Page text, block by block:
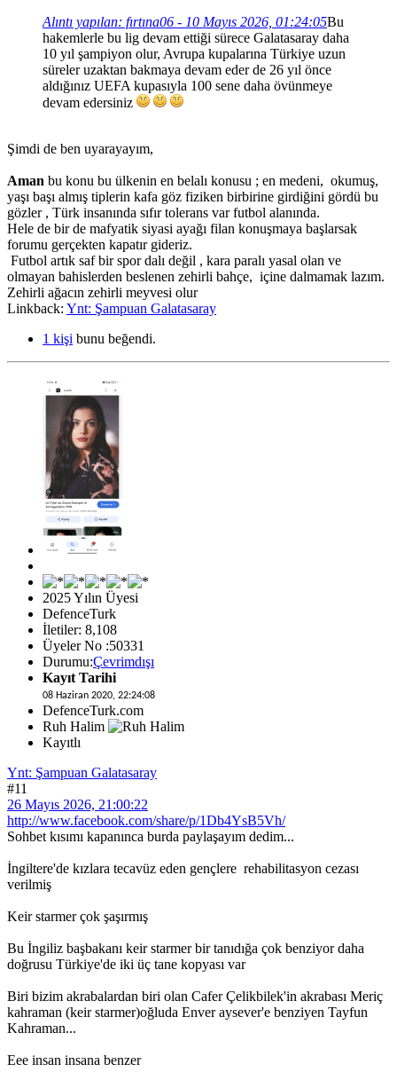
Alıntı yapılan: fırtına06 - 10 Mayıs 2026, 01:24:05Bu
hakemlerle bu lig devam ettiği sürece Galatasaray daha
10 yıl şampiyon olur, Avrupa kupalarına Türkiye uzun
süreler uzaktan bakmaya devam eder de 26 yıl önce
aldığınız UEFA kupasıyla 100 sene daha övünmeye
devam edersiniz
Şimdi de ben uyarayayım,
Aman bu konu bu ülkenin en belalı konusu ; en medeni, okumuş,
yaşı başı almış tiplerin kafa göz fiziken birbirine girdiğini gördü bu
gözler , Türk insanında sıfır tolerans var futbol alanında.
Hele de bir de mafyatik siyasi ayağı filan konuşmaya başlarsak
forumu gerçekten kapatır gideriz.
Futbol artık saf bir spor dalı değil , kara paralı yasal olan ve
olmayan bahislerden beslenen zehirli bahçe, içine dalmamak lazım.
Zehirli ağacın zehirli meyvesi olur
Linkback: Ynt: Şampuan Galatasaray
1 kişi bunu beğendi.
2025 Yılın Üyesi
DefenceTurk
İletiler: 8,108
Üyeler No :50331
Durumu:Çevrimdışı
Kayıt Tarihi
08 Haziran 2020, 22:24:08
DefenceTurk.com
Ruh Halim
Kayıtlı
Ynt: Şampuan Galatasaray
#11
26 Mayıs 2026, 21:00:22
http://www.facebook.com/share/p/1Db4YsB5Vh/
Sohbet kısımı kapanınca burda paylaşayım dedim...
İngiltere'de kızlara tecavüz eden gençlere rehabilitasyon cezası
verilmiş
Keir starmer çok şaşırmış
Bu İngiliz başbakanı keir starmer bir tanıdığa çok benziyor daha
doğrusu Türkiye'de iki üç tane kopyası var
Biri bizim akrabalardan biri olan Cafer Çelikbilek'in akrabası Meriç
kahraman (keir starmer)oğluda Enver aysever'e benziyen Tayfun
Kahraman...
Eee insan insana benzer